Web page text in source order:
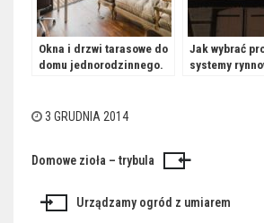
Okna i drzwi tarasowe do
domu jednorodzinnego.
Jak wybrać
systemy
3 GRUDNIA 2014
Nawigacja
wpisu
Domowe zioła – trybula
Urządzamy ogród z umiarem